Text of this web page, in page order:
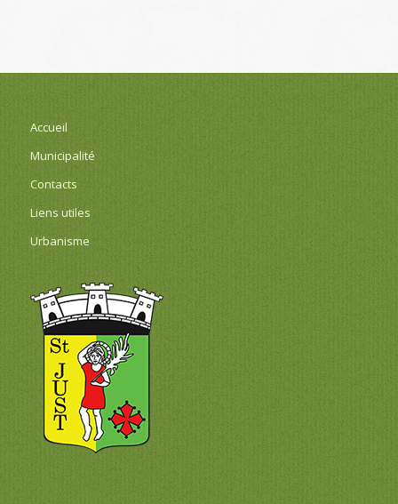
Accueil
Municipalité
Contacts
Liens utiles
Urbanisme